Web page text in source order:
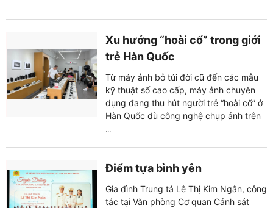
Xu hướng “hoài cổ” trong giới
trẻ Hàn Quốc
Từ máy ảnh bỏ túi đời cũ đến các mẫu
kỹ thuật số cao cấp, máy ảnh chuyên
dụng đang thu hút người trẻ “hoài cổ” ở
Hàn Quốc dù công nghệ chụp ảnh trên
...
Điểm tựa bình yên
Gia đình Trung tá Lê Thị Kim Ngân, công
tác tại Văn phòng Cơ quan Cảnh sát